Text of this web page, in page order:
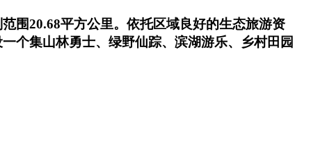
围20.68平方公里。依托区域良好的生态旅游资
个集山林勇士、绿野仙踪、滨湖游乐、乡村田园